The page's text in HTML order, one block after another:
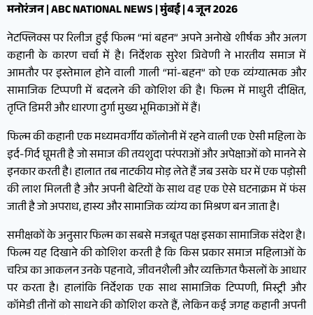
मनोरंजन | ABC NATIONAL NEWS | मुंबई | 4 जून 2026
नेटफ्लिक्स पर रिलीज हुई फिल्म “मां बहन” अपने अनोखे शीर्षक और अलग
कहानी के कारण चर्चा में है। निर्देशक सुरेश त्रिवेणी ने भारतीय समाज में
आमतौर पर इस्तेमाल होने वाली गाली “मां-बहन” को एक व्यंग्यात्मक और
सामाजिक टिप्पणी में बदलने की कोशिश की है। फिल्म में माधुरी दीक्षित,
तृप्ति डिमरी और धारणा दुर्गा मुख्य भूमिकाओं में हैं।
फिल्म की कहानी एक मध्यमवर्गीय कॉलोनी में रहने वाली एक ऐसी महिला के
इर्द-गिर्द घूमती है जो समाज की तयशुदा परंपराओं और अपेक्षाओं को मानने से
इनकार करती है। हालात तब नाटकीय मोड़ लेते हैं जब उसके घर में एक पड़ोसी
की लाश मिलती है और अपनी बेटियों के साथ वह एक ऐसे घटनाक्रम में फंस
जाती है जो अपराध, हास्य और सामाजिक व्यंग्य का मिश्रण बन जाता है।
समीक्षकों के अनुसार फिल्म का सबसे मजबूत पक्ष इसका सामाजिक संदेश है।
फिल्म यह दिखाने की कोशिश करती है कि किस प्रकार समाज महिलाओं के
चरित्र का आकलन उनके पहनावे, जीवनशैली और व्यक्तिगत फैसलों के आधार
पर करता है। हालांकि निर्देशक एक साथ सामाजिक टिप्पणी, मिस्ट्री और
कॉमेडी तीनों को साधने की कोशिश करते हैं, लेकिन कई जगह कहानी अपनी